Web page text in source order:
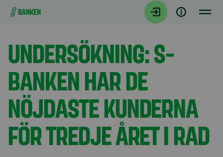
Gå direkt till innehållet
Aktuellt
UNDERSÖKNING: S-
BANKEN HAR DE
NÖJDASTE KUNDERNA
FÖR TREDJE ÅRET I RAD